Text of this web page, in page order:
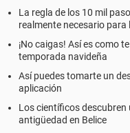
La regla de los 10 mil
realmente necesario para
¡No caigas! Así es como
temporada navideña
Así puedes tomarte un
aplicación
Los científicos descubren
antigüedad en Belice